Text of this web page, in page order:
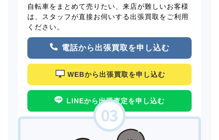
自転車をまとめて売りたい、来店が難しいお客様
は、スタッフが直接お伺いする出張買取をご利用
ください。
電話から出張買取を申し込む
WEBから出張買取を申し込む
LINEから出張査定を申し込む